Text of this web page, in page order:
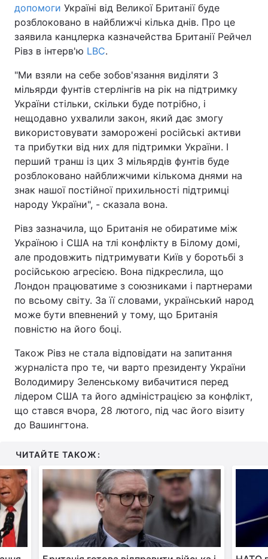
допомоги Україні від Великої Британії буде
розблоковано в найближчі кілька днів. Про це
заявила канцлерка казначейства Британії Рейчел
Рівз в інтерв'ю LBC.
"Ми взяли на себе зобов'язання виділяти 3
мільярди фунтів стерлінгів на рік на підтримку
України стільки, скільки буде потрібно, і
нещодавно ухвалили закон, який дає змогу
використовувати заморожені російські активи
та прибутки від них для підтримки України. І
перший транш із цих 3 мільярдів фунтів буде
розблоковано найближчими кількома днями на
знак нашої постійної прихильності підтримці
народу України", - сказала вона.
Рівз зазначила, що Британія не обиратиме між
Україною і США на тлі конфлікту в Білому домі,
але продовжить підтримувати Київ у боротьбі з
російською агресією. Вона підкреслила, що
Лондон працюватиме з союзниками і партнерами
по всьому світу. За її словами, український народ
може бути впевнений у тому, що Британія
повністю на його боці.
Також Рівз не стала відповідати на запитання
журналіста про те, чи варто президенту України
Володимиру Зеленському вибачитися перед
лідером США та його адміністрацією за конфлікт,
що стався вчора, 28 лютого, під час його візиту
до Вашингтона.
ЧИТАЙТЕ ТАКОЖ: